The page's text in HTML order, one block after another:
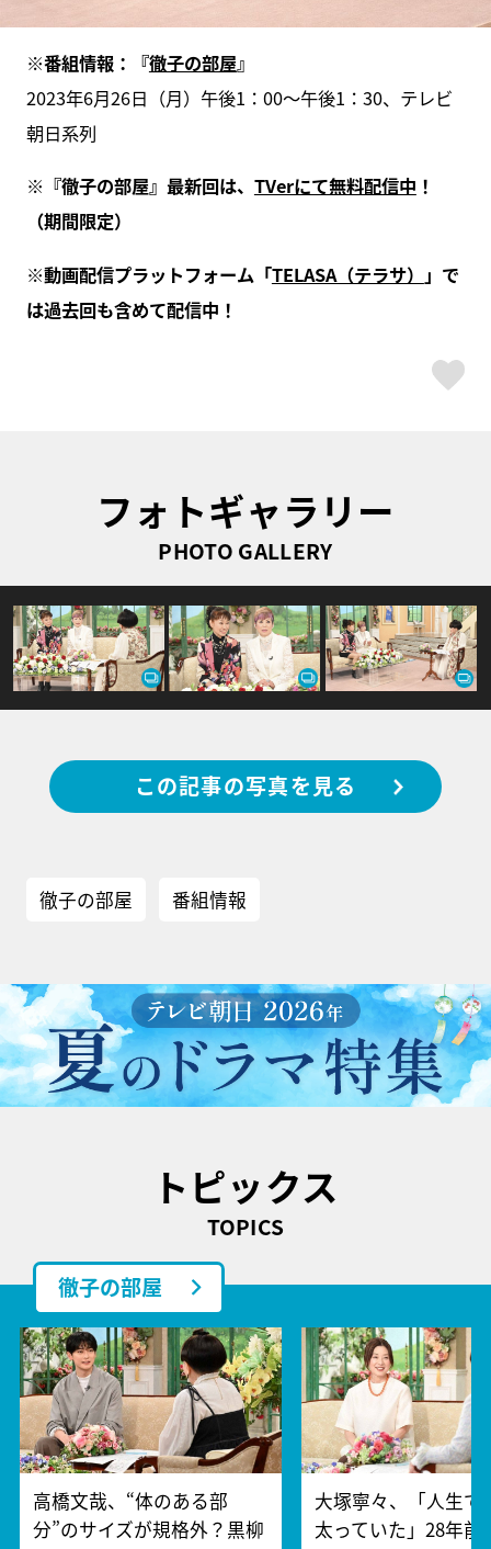
※番組情報：『徹子の部屋』
2023年6月26日（月）午後1：00～午後1：30、テレビ
朝日系列
※『徹子の部屋』最新回は、 TVerにて無料配信中 ！
（期間限定）
※動画配信プラットフォーム「TELASA（テラサ） 」で
は過去回も含めて配信中！
フォトギャラリー
PHOTO GALLERY
この記事の写真を見る
徹子の部屋 番組情報
トピックス
TOPICS
徹子の部屋
高橋文哉、“体のある部
分”のサイズが規格外？黒柳
大塚寧々、「人生で
太っていた」28年前